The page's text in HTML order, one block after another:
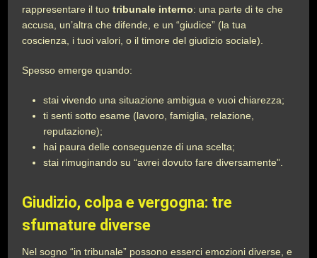
rappresentare il tuotribunale interno: una parte di te che
accusa, un’altra che difende, e un “giudice” (la tua
coscienza, i tuoi valori, o il timore del giudizio sociale).
Spesso emerge quando:
stai vivendo una situazione ambigua e vuoi chiarezza;
ti senti sotto esame (lavoro, famiglia, relazione,
reputazione);
hai paura delle conseguenze di una scelta;
stai rimuginando su “avrei dovuto fare diversamente”.
Giudizio, colpa e vergogna: tre
sfumature diverse
Nel sogno “in tribunale” possono esserci emozioni diverse, e